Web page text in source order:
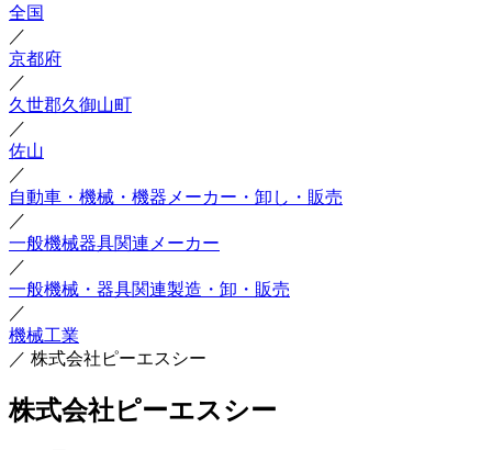
全国
／
京都府
／
久世郡久御山町
／
佐山
／
自動車・機械・機器メーカー・卸し・販売
／
一般機械器具関連メーカー
／
一般機械・器具関連製造・卸・販売
／
機械工業
／ 株式会社ピーエスシー
株式会社ピーエスシー